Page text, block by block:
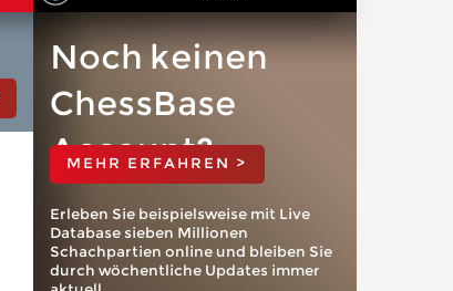
Noch keinen
ChessBase
Account?
MEHR ERFAHREN >
Erleben Sie beispielsweise mit Live
Database sieben Millionen
Schachpartien online und bleiben Sie
durch wöchentliche Updates immer